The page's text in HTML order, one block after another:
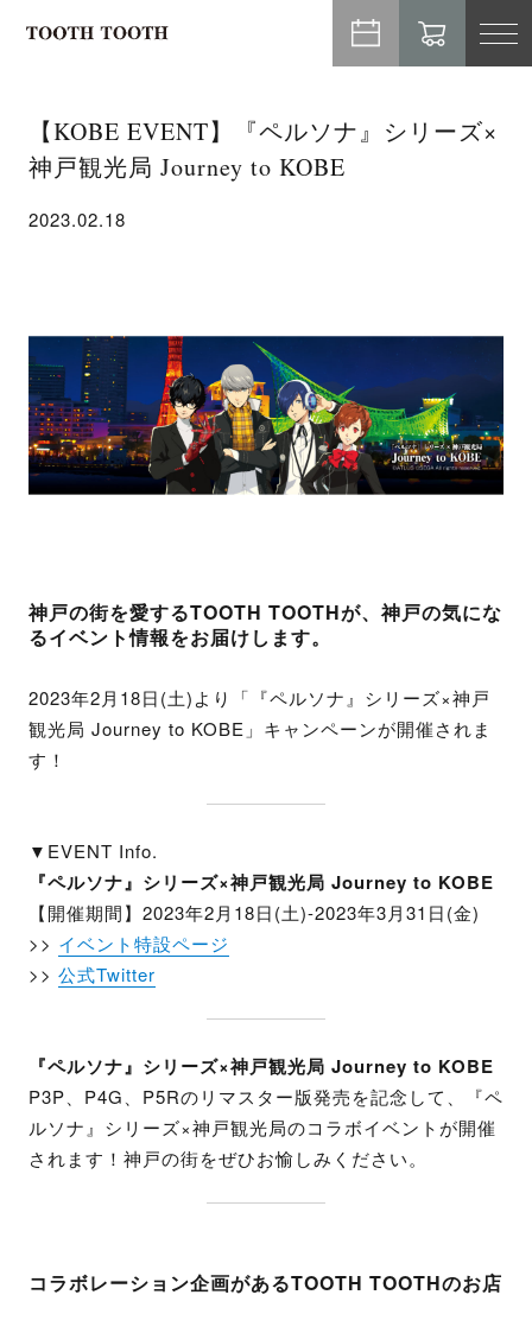
【KOBE EVENT】『ペルソナ』シリーズ×
神戸観光局 Journey to KOBE
2023.02.18
神戸の街を愛するTOOTH TOOTHが、神戸の気にな
るイベント情報をお届けします。
2023年2月18日(土)より「『ペルソナ』シリーズ×神戸
観光局 Journey to KOBE」キャンペーンが開催されま
す！
▼EVENT Info.
『ペルソナ』シリーズ×神戸観光局 Journey to KOBE
【開催期間】2023年2月18日(土)-2023年3月31日(金)
>> イベント特設ページ
>> 公式Twitter
『ペルソナ』シリーズ×神戸観光局 Journey to KOBE
P3P、P4G、P5Rのリマスター版発売を記念して、『ペ
ルソナ』シリーズ×神戸観光局のコラボイベントが開催
されます！神戸の街をぜひお愉しみください。
コラボレーション企画があるTOOTH TOOTHのお店